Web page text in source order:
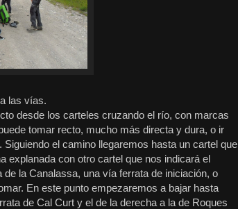
las vías.
desde los carteles cruzando el río, con marcas
tomar recto, mucho más directa y dura, o ir
el camino llegaremos hasta un cartel que
explanada con otro cartel que nos indicará el
la Canalassa, una vía ferrata de iniciación, o
En este punto empezaremos a bajar hasta
de Cal Curt y el de la derecha a la de Roques